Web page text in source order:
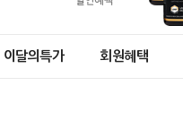
이달의특가 회원혜택